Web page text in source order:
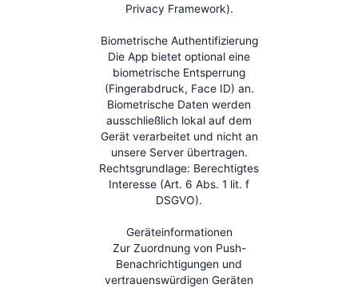
Privacy Framework).
Biometrische Authentifizierung
Die App bietet optional eine
biometrische Entsperrung
(Fingerabdruck, Face ID) an.
Biometrische Daten werden
ausschließlich lokal auf dem
Gerät verarbeitet und nicht an
unsere Server übertragen.
Rechtsgrundlage: Berechtigtes
Interesse (Art. 6 Abs. 1 lit. f
DSGVO).
Geräteinformationen
Zur Zuordnung von Push-
Benachrichtigungen und
vertrauenswürdigen Geräten